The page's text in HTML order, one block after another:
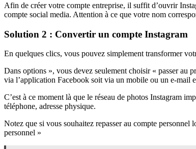
Afin de créer votre compte entreprise, il suffit d’ouvrir
compte social media. Attention à ce que votre nom
Solution 2 : Convertir un compte Instagram
En quelques clics, vous pouvez simplement transformer
Dans options », vous devez seulement choisir « passer
via l’application Facebook soit via un mobile ou un e-mail
C’est à ce moment là que le réseau de photos Instagram
téléphone, adresse physique.
Notez que si vous souhaitez repasser au compte personnel
personnel »